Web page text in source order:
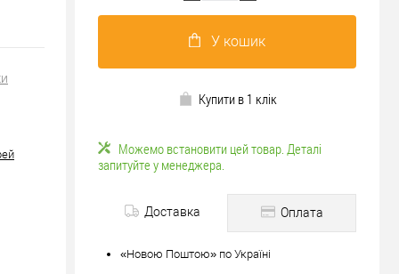
У кошик
Купити в 1 клік
Можемо встановити цей товар. Деталі
запитуйте у менеджера.
Доставка Оплата
«Новою Поштою» по Україні